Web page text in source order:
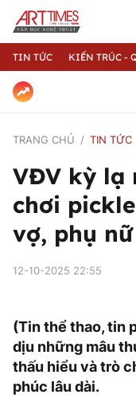
TIN TỨC KIẾN TRÚC -
TRANG CHỦ TIN TỨC
VĐV kỳ lạ
chơi
vợ, phụ
12-10-2025 22:55
(Tin thể thao, tin
dịu những mâu
thấu hiểu và trò
phúc lâu dài.